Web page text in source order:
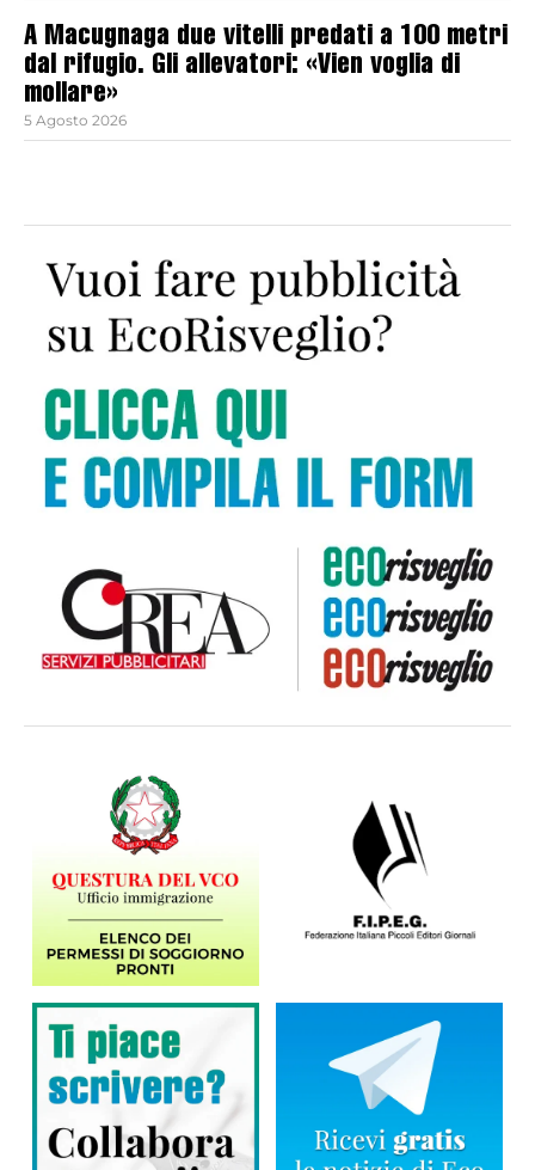
A Macugnaga due vitelli predati a 100 metri
dal rifugio. Gli allevatori: «Vien voglia di
mollare»
5 Agosto 2026